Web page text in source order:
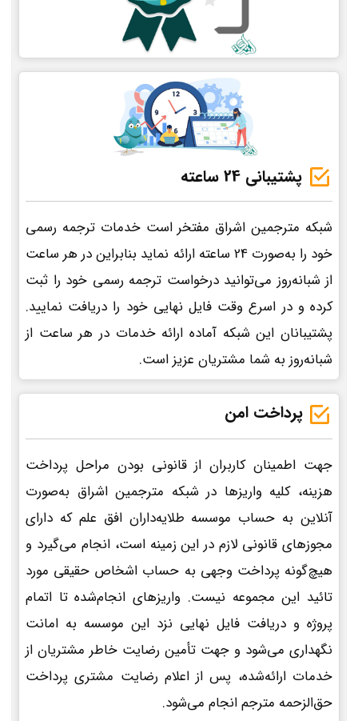
پشتیبانی 24 ساعته
شبکه مترجمین اشراق مفتخر است خدمات ترجمه رسمی
خود را به‌صورت 24 ساعته ارائه نماید بنابراین در هر ساعت
از شبانه‌روز می‌توانید درخواست ترجمه رسمی خود را ثبت
کرده و در اسرع وقت فایل نهایی خود را دریافت نمایید.
پشتیبانان این شبکه آماده ارائه خدمات در هر ساعت از
شبانه‌روز به شما مشتریان عزیز است.
پرداخت امن
جهت اطمینان کاربران از قانونی بودن مراحل پرداخت
هزینه، کلیه واریزها در شبکه مترجمین اشراق به‌صورت
آنلاین به حساب موسسه طلایه‌داران افق علم که دارای
مجوزهای قانونی لازم در این زمینه است، انجام می‌گیرد و
هیچ‌گونه پرداخت وجهی به حساب اشخاص حقیقی مورد
تائید این مجموعه نیست. واریزهای انجام‌شده تا اتمام
پروژه و دریافت فایل نهایی نزد این موسسه به امانت
نگهداری می‌شود و جهت تأمین رضایت خاطر مشتریان از
خدمات ارائه‌شده، پس از اعلام رضایت مشتری پرداخت
حق‌الزحمه مترجم انجام می‌شود.